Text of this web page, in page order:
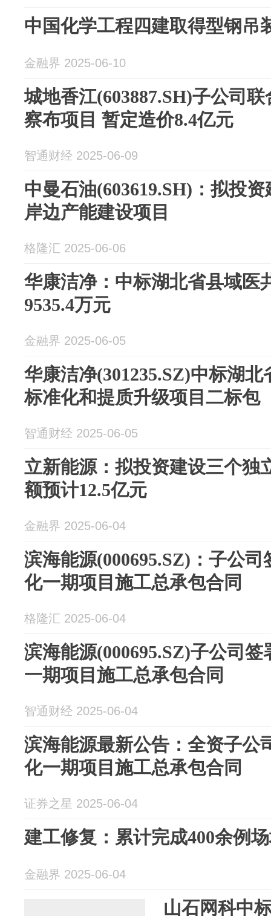
中国化学工程四建取得型钢吊
金融界 2025-06-10
城地香江(603887.SH)子公司
察布项目 暂定造价8.4亿元
智通财经 2025-06-09
中曼石油(603619.SH)：拟投
岸边产能建设项目
格隆汇 2025-06-06
华康洁净：中标湖北省县域医
9535.4万元
金融界 2025-06-05
华康洁净(301235.SZ)中标湖
标准化和提质升级项目二标包
智通财经 2025-06-05
立新能源：拟投资建设三个独
额预计12.5亿元
金融界 2025-06-04
滨海能源(000695.SZ)：子公
化一期项目施工总承包合同
格隆汇 2025-06-04
滨海能源(000695.SZ)子公司
一期项目施工总承包合同
智通财经 2025-06-04
滨海能源最新公告：全资子公
化一期项目施工总承包合同
证券之星 2025-06-04
建工修复：累计完成400余例
金融界 2025-06-04
山石网科中